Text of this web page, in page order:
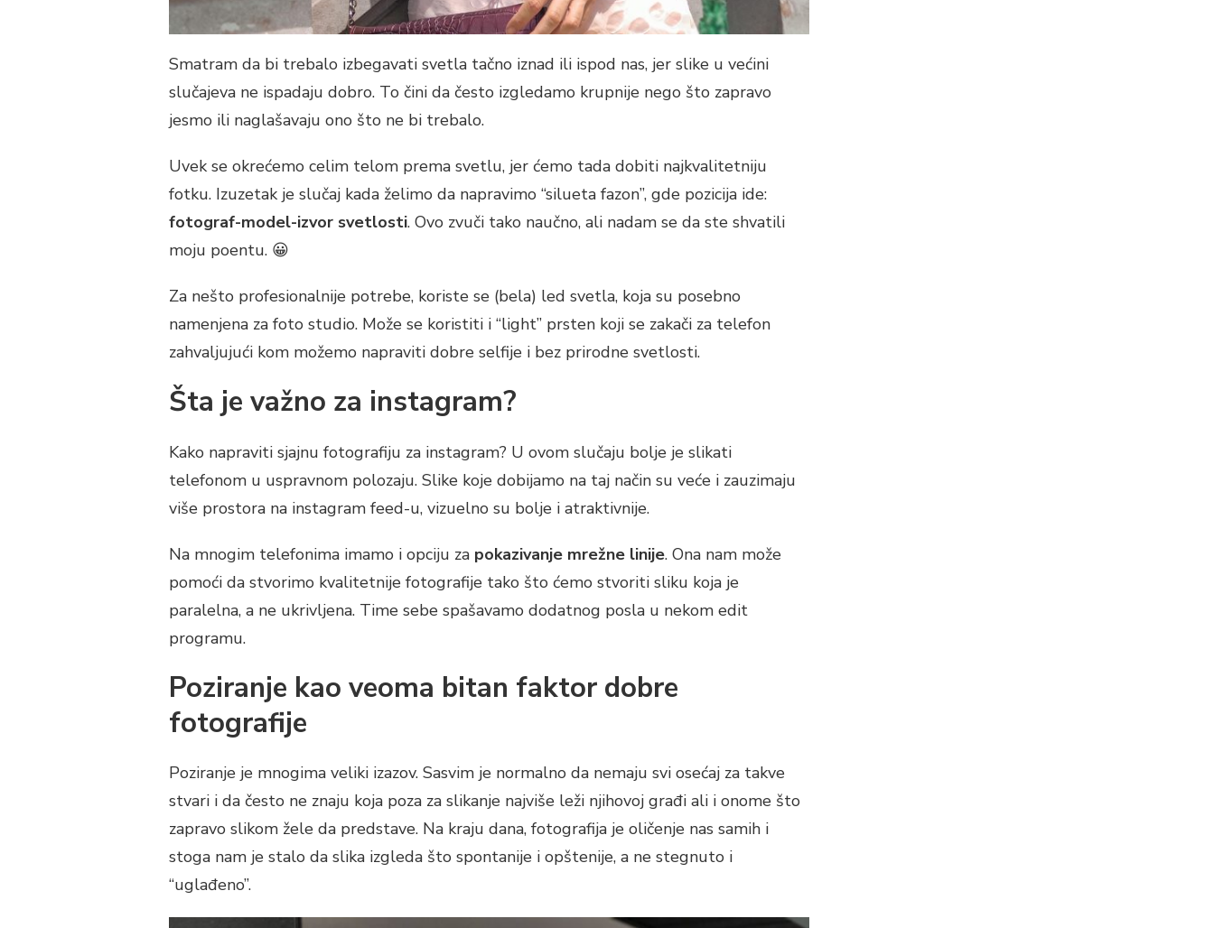
Smatram da bi trebalo izbegavati svetla tačno iznad ili ispod nas, jer slike u većini
slučajeva ne ispadaju dobro. To čini da često izgledamo krupnije nego što zapravo
jesmo ili naglašavaju ono što ne bi trebalo.
Uvek se okrećemo celim telom prema svetlu, jer ćemo tada dobiti najkvalitetniju
fotku. Izuzetak je slučaj kada želimo da napravimo “silueta fazon”, gde pozicija ide:
fotograf-model-izvor svetlosti. Ovo zvuči tako naučno, ali nadam se da ste shvatili
moju poentu. 😀
Za nešto profesionalnije potrebe, koriste se (bela) led svetla, koja su posebno
namenjena za foto studio. Može se koristiti i “light” prsten koji se zakači za telefon
zahvaljujući kom možemo napraviti dobre selfije i bez prirodne svetlosti.
Šta je važno za instagram?
Kako napraviti sjajnu fotografiju za instagram? U ovom slučaju bolje je slikati
telefonom u uspravnom polozaju. Slike koje dobijamo na taj način su veće i zauzimaju
više prostora na instagram feed-u, vizuelno su bolje i atraktivnije.
Na mnogim telefonima imamo i opciju za pokazivanje mrežne linije. Ona nam može
pomoći da stvorimo kvalitetnije fotografije tako što ćemo stvoriti sliku koja je
paralelna, a ne ukrivljena. Time sebe spašavamo dodatnog posla u nekom edit
programu.
Poziranje kao veoma bitan faktor dobre
fotografije
Poziranje je mnogima veliki izazov. Sasvim je normalno da nemaju svi osećaj za takve
stvari i da često ne znaju koja poza za slikanje najviše leži njihovoj građi ali i onome što
zapravo slikom žele da predstave. Na kraju dana, fotografija je oličenje nas samih i
stoga nam je stalo da slika izgleda što spontanije i opštenije, a ne stegnuto i
“uglađeno”.